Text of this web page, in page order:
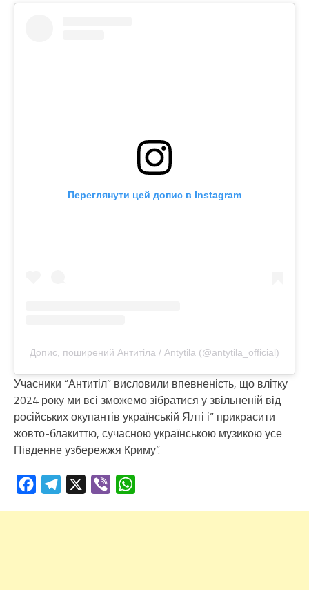
Переглянути цей допис в Instagram
Допис, поширений Антитіла / Antytila (@antytila_official)
Учасники “Антитіл” висловили впевненість, що влітку
2024 року ми всі зможемо зібратися у звільненій від
російських окупантів українській Ялті і” прикрасити
жовто-блакиттю, сучасною українською музикою усе
Південне узбережжя Криму”.
FacebookTelegram Viber